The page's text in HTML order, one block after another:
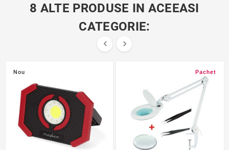
8 ALTE PRODUSE IN ACEEASI
CATEGORIE:
 
Nou Pachet